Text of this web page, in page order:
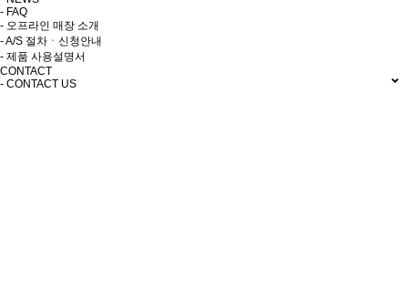
- FAQ
- 오프라인 매장 소개
- A/S 절차ㆍ신청안내
- 제품 사용설명서
CONTACT
- CONTACT US